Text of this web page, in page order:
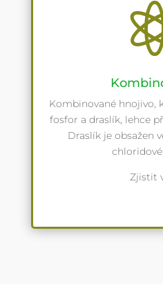
Kombinované hnojivo,
fosfor a draslík, lehce
Draslík je obsažen
Zjistit